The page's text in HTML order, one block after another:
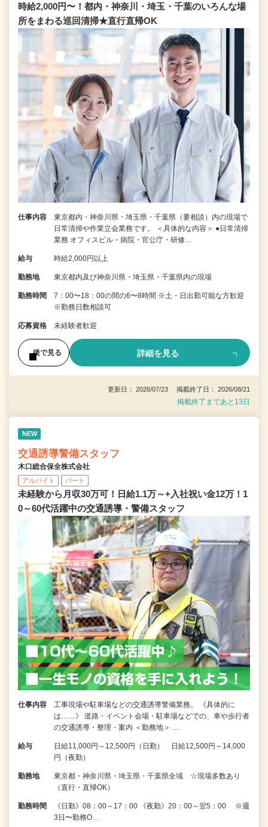
時給2,000円〜！都内・神奈川・埼玉・千葉のいろんな場
所をまわる巡回清掃★直行直帰OK
仕事内容
東京都内・神奈川県・埼玉県・千葉県（要相談）内の現場で
日常清掃や作業立会業務です。 ＜具体的な内容＞ ●日常清掃
業務 オフィスビル・病院・官公庁・研修…
給与 時給2,000円以上
勤務地 東京都内及び神奈川県・埼玉県・千葉県内の現場
勤務時間
7：00〜18：00の間の6〜8時間 ※土・日出勤可能な方歓迎
※勤務日数相談可
応募資格 未経験者歓迎
後で見る 詳細を見る
更新日： 2026/07/23 掲載終了日： 2026/08/21
掲載終了まであと13日
NEW
交通誘導警備スタッフ
木口総合保全株式会社
アルバイト パート
未経験から月収30万可！日給1.1万～+入社祝い金12万！1
0～60代活躍中の交通誘導・警備スタッフ
仕事内容
工事現場や駐車場などの交通誘導警備業務。 《具体的に
は……》 道路・イベント会場・駐車場などでの、車や歩行者
の交通誘導・整理・案内 ＜勤務地＞ …
給与
日給11,000円～12,500円（日勤） 日給12,500円～14,000
円（夜勤）
勤務地
東京都・神奈川県・埼玉県・千葉県全域 ☆現場多数あり
（直行・直帰OK）
勤務時間
《日勤》08：00～17：00 《夜勤》20：00～翌5：00 ※週
3日〜勤務O…